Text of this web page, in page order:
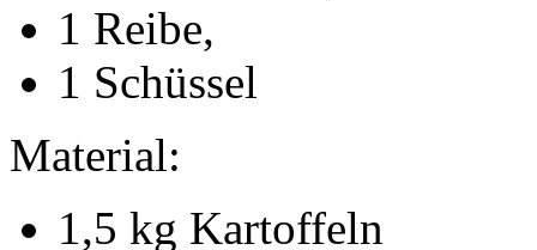
1 Reibe,
1 Schüssel
Material:
1,5 kg Kartoffeln